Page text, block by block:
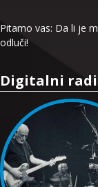
Pitamo vas: Da li je
odluči!
Digitalni